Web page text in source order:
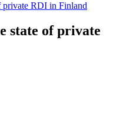
private RDI in Finland
state of private